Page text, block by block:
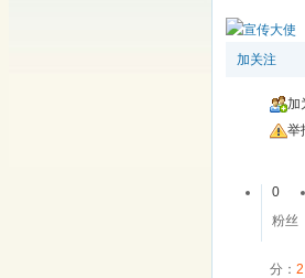
加关注
加
举
0
粉丝
分： 2